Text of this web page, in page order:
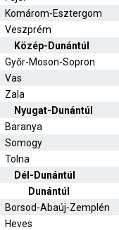
Komárom-Esztergom
Veszprém
Közép-Dunántúl
Győr-Moson-Sopron
Vas
Zala
Nyugat-Dunántúl
Baranya
Somogy
Tolna
Dél-Dunántúl
Dunántúl
Borsod-Abaúj-Zemplén
Heves